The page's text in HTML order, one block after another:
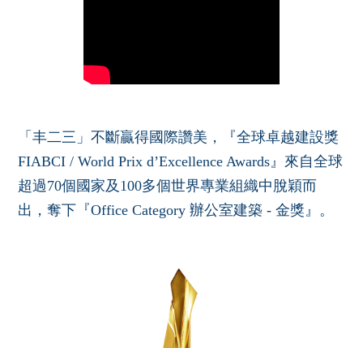
「丰二三」不斷贏得國際讚美，『全球卓越建設獎
FIABCI / World Prix d’Excellence Awards』來自全球
超過70個國家及100多個世界專業組織中脫穎而
出，奪下『Office Category 辦公室建築 - 金獎』。